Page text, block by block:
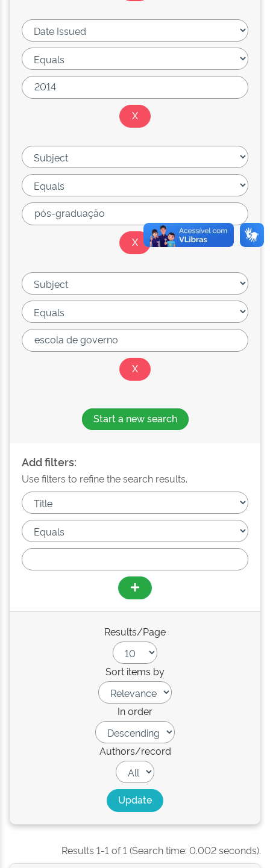
Start a new search
Add filters:
Use filters to refine the search results.
Results/Page
Sort items by
In order
Authors/record
Results 1-1 of 1 (Search time: 0.002 seconds).